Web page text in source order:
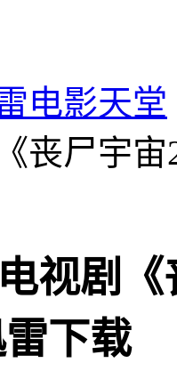
电影天堂
丧尸宇
视剧
下载